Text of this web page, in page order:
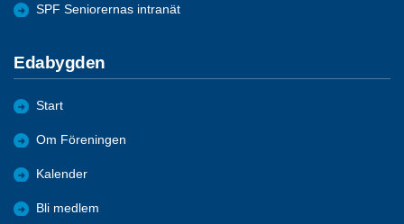
SPF Seniorernas intranät
Edabygden
Start
Om Föreningen
Kalender
Bli medlem